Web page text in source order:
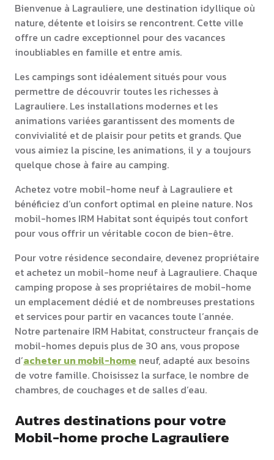
Bienvenue à Lagrauliere, une destination idyllique où
nature, détente et loisirs se rencontrent. Cette ville
offre un cadre exceptionnel pour des vacances
inoubliables en famille et entre amis.
Les campings sont idéalement situés pour vous
permettre de découvrir toutes les richesses à
Lagrauliere. Les installations modernes et les
animations variées garantissent des moments de
convivialité et de plaisir pour petits et grands. Que
vous aimiez la piscine, les animations, il y a toujours
quelque chose à faire au camping.
Achetez votre mobil-home neuf à Lagrauliere et
bénéficiez d’un confort optimal en pleine nature. Nos
mobil-homes IRM Habitat sont équipés tout confort
pour vous offrir un véritable cocon de bien-être.
Pour votre résidence secondaire, devenez propriétaire
et achetez un mobil-home neuf à Lagrauliere. Chaque
camping propose à ses propriétaires de mobil-home
un emplacement dédié et de nombreuses prestations
et services pour partir en vacances toute l’année.
Notre partenaire IRM Habitat, constructeur français de
mobil-homes depuis plus de 30 ans, vous propose
d’acheter un mobil-home neuf, adapté aux besoins
de votre famille. Choisissez la surface, le nombre de
chambres, de couchages et de salles d’eau.
Autres destinations pour votre
Mobil-home proche Lagrauliere